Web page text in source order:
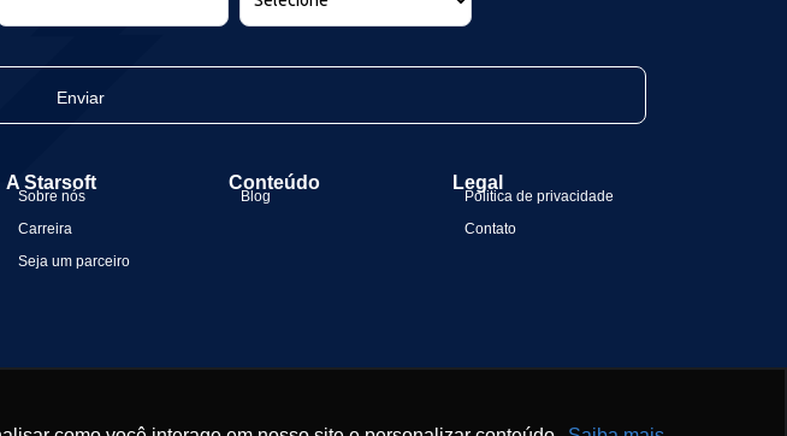
Enviar
A Starsoft
Sobre nós
Carreira
Seja um parceiro
Conteúdo
Blog
Legal
Politica de privacidade
Contato